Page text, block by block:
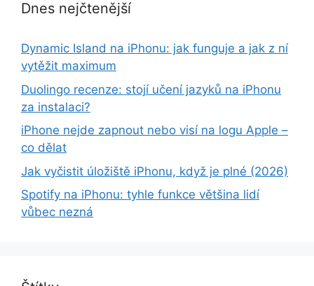
Dnes nejčtenější
Dynamic Island na iPhonu: jak funguje a jak z ní
vytěžit maximum
Duolingo recenze: stojí učení jazyků na iPhonu
za instalaci?
iPhone nejde zapnout nebo visí na logu Apple –
co dělat
Jak vyčistit úložiště iPhonu, když je plné (2026)
Spotify na iPhonu: tyhle funkce většina lidí
vůbec nezná